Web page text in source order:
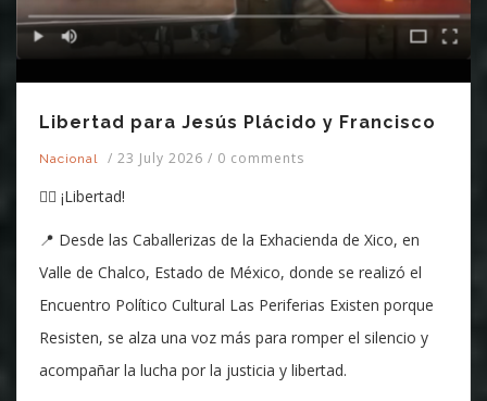
Libertad para Jesús Plácido y Francisco
Nacional / 23 July 2026 / 0 comments
✊🏽 ¡Libertad!
📍 Desde las Caballerizas de la Exhacienda de Xico, en
Valle de Chalco, Estado de México, donde se realizó el
Encuentro Político Cultural Las Periferias Existen porque
Resisten, se alza una voz más para romper el silencio y
acompañar la lucha por la justicia y libertad.